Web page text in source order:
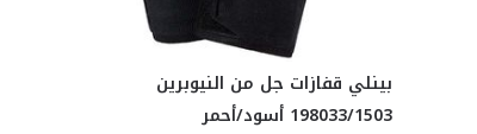
بينلي قفازات جل من النيوبرين
198033/1503 أسود/أحمر